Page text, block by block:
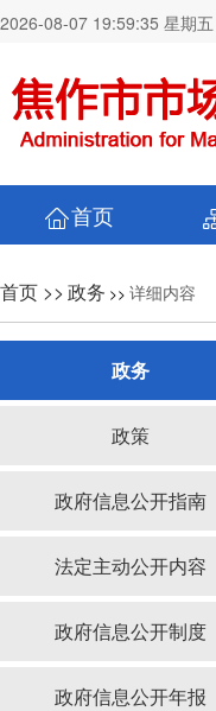
2026-08-07 19:59:36 星期五
首页
首页 >> 政务 >> 详细内容
政务
政策
政府信息公开指南
法定主动公开内容
政府信息公开制度
政府信息公开年报